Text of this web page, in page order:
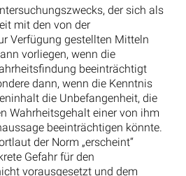
der sich als
mit den von der
Verfügung gestellten Mitteln
vorliegen, wenn die
beeinträchtigt
dann, wenn die Kenntnis
die Unbefangenheit, die
Wahrheitsgehalt einer von ihm
beeinträchtigen könnte.
der Norm „erscheint“
Gefahr für den
vorausgesetzt und dem